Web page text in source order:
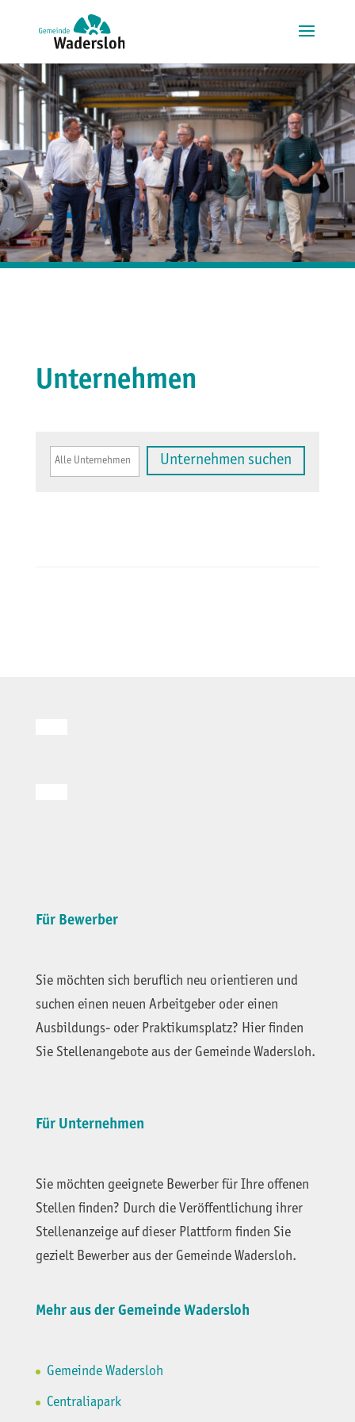
Unternehmen
Für Bewerber
Sie möchten sich beruflich neu orientieren und
suchen einen neuen Arbeitgeber oder einen
Ausbildungs- oder Praktikumsplatz? Hier finden
Sie Stellenangebote aus der Gemeinde Wadersloh.
Für Unternehmen
Sie möchten geeignete Bewerber für Ihre offenen
Stellen finden? Durch die Veröffentlichung ihrer
Stellenanzeige auf dieser Plattform finden Sie
gezielt Bewerber aus der Gemeinde Wadersloh.
Mehr aus der Gemeinde Wadersloh
Gemeinde Wadersloh
Centraliapark